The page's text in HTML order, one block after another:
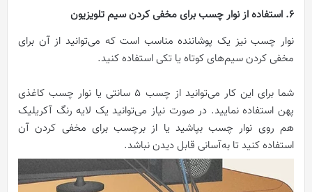
6. استفاده از نوار چسب برای مخفی كردن سیم تلويزیون
نوار چسب نیز یک پوشاننده مناسب است که می‌توانید از آن برای
مخفی کردن سیم‌های کوتاه یا تکی استفاده کنید.
شما برای این کار می‌توانید از چسب 5 سانتی یا نوار چسب کاغذی
پهن استفاده نمایید. در صورت نیاز می‌توانید یک لایه رنگ آکریلیک
هم روی نوار چسب بپاشید یا از برچسب برای مخفی کردن آن
استفاده کنید تا به‌آسانی قابل دیدن نباشد.